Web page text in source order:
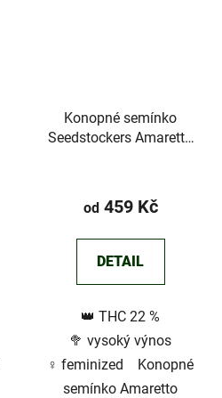
Konopné semínko
Seedstockers Amaretto
od459 Kč
DETAIL
👑 THC 22 %
🥦 vysoký výnos
♀️ feminized Konopné
semínko Amaretto